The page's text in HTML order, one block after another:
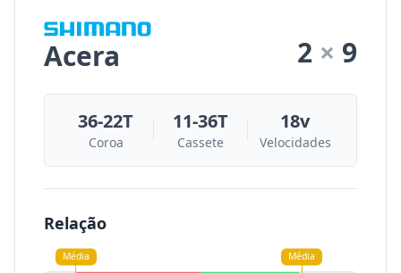
Acera 2 × 9
Coroa
36-22T
Cassete
11-36T
Velocidades
18v
Relação
Média Média